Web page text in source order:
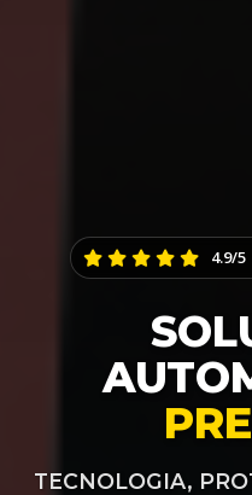
4.9/5
TECNOLOGIA,